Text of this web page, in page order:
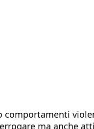
comportamenti
ma anche